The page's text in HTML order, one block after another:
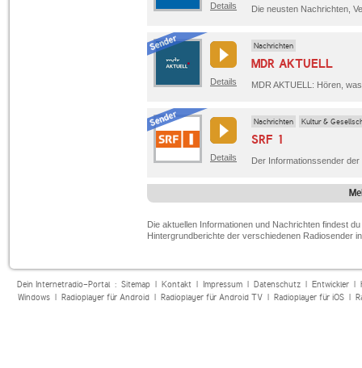
Details
Details
Nachrichten
MDR AKTUELL
Details
Nachrichten Kultur &
SRF 1
Die aktuellen Informationen und Nachrichten findest
Hintergrundberichte der verschiedenen Radiosender
Dein Internetradio-Portal : Sitemap| Kontakt| Impressum| Datenschutz| Entwickler|
Windows| Radioplayer für Android| Radioplayer für Android TV| Radioplayer für iOS|